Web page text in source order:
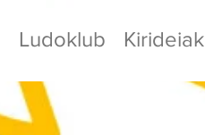
Ludoklub Kirideiak